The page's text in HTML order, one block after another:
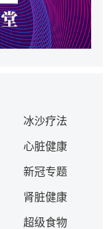
冰沙疗法
心脏健康
新冠专题
肾脏健康
超级食物